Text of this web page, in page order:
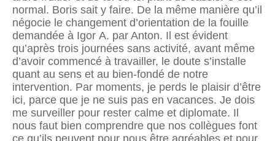
normal. Boris sait y faire. De la même manière qu’il
négocie le changement d’orientation de la fouille
demandée à Igor A. par Anton. Il est évident
qu’après trois journées sans activité, avant même
d’avoir commencé à travailler, le doute s’installe
quant au sens et au bien-fondé de notre
intervention. Par moments, je perds le plaisir d’être
ici, parce que je ne suis pas en vacances. Je dois
me surveiller pour rester calme et diplomate. Il
nous faut bien comprendre que nos collègues font
ce qu’ils peuvent pour nous être agréables et pour